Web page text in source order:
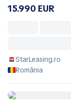
15.990 EUR
StarLeasing.ro
România